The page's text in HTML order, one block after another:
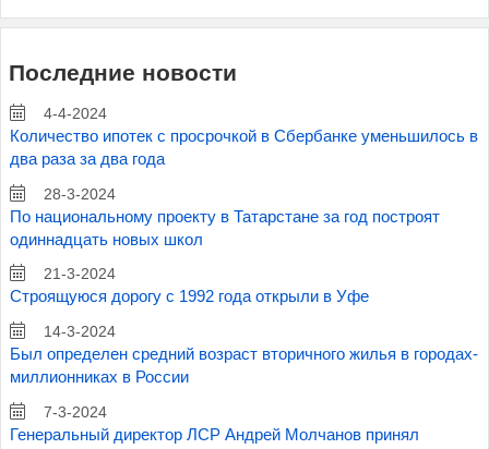
Последние новости
4-4-2024
Количество ипотек с просрочкой в Сбербанке уменьшилось в
два раза за два года
28-3-2024
По национальному проекту в Татарстане за год построят
одиннадцать новых школ
21-3-2024
Строящуюся дорогу с 1992 года открыли в Уфе
14-3-2024
Был определен средний возраст вторичного жилья в городах-
миллионниках в России
7-3-2024
Генеральный директор ЛСР Андрей Молчанов принял